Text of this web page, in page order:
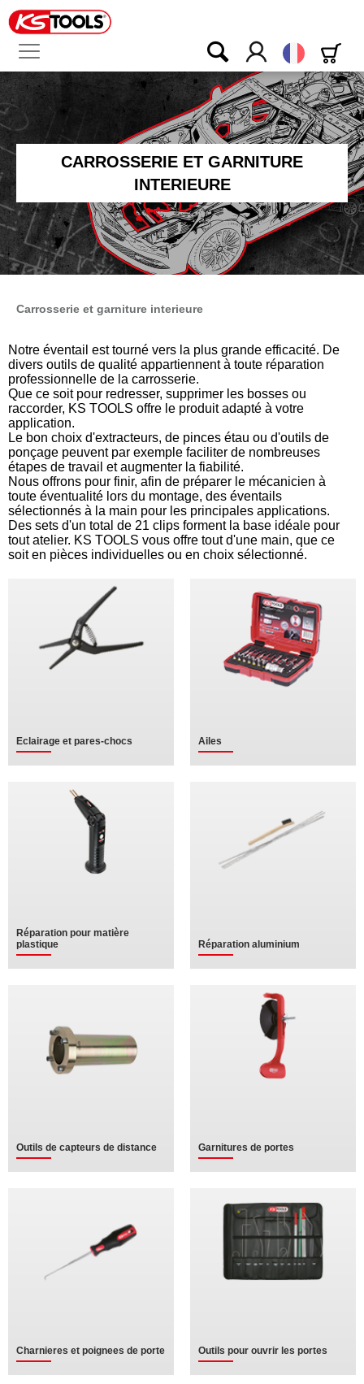
Français
CARROSSERIE ET GARNITURE
INTERIEURE
Carrosserie et garniture interieure
Notre éventail est tourné vers la plus grande efficacité. De
divers outils de qualité appartiennent à toute réparation
professionnelle de la carrosserie.
Que ce soit pour redresser, supprimer les bosses ou
raccorder, KS TOOLS offre le produit adapté à votre
application.
Le bon choix d'extracteurs, de pinces étau ou d'outils de
ponçage peuvent par exemple faciliter de nombreuses
étapes de travail et augmenter la fiabilité.
Nous offrons pour finir, afin de préparer le mécanicien à
toute éventualité lors du montage, des éventails
sélectionnés à la main pour les principales applications.
Des sets d'un total de 21 clips forment la base idéale pour
tout atelier. KS TOOLS vous offre tout d'une main, que ce
soit en pièces individuelles ou en choix sélectionné.
Eclairage et pares-chocs Ailes
Réparation pour matière
plastique
Réparation aluminium
Outils de capteurs de distance Garnitures de portes
Charnieres et poignees de porte Outils pour ouvrir les portes